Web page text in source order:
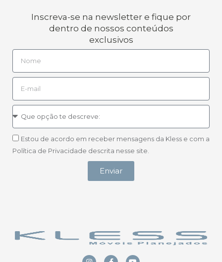
Inscreva-se na newsletter e fique por
dentro de nossos conteúdos
exclusivos
Estou de acordo em receber mensagens da Kless e com a
Política de Privacidade descrita nesse site.
Enviar